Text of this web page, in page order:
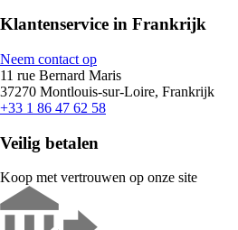
Klantenservice in Frankrijk
Neem contact op
11 rue Bernard Maris
37270 Montlouis-sur-Loire, Frankrijk
+33 1 86 47 62 58
Veilig betalen
Koop met vertrouwen op onze site